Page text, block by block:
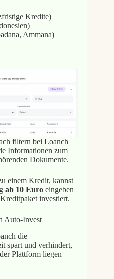
Kredite)
Ammana)
filtern bei Loanch
Informationen zum
Dokumente.
einem Kredit, kannst
ab 10 Euroeingeben
investiert.
Auto-Invest
die
spart und verhindert,
Plattform liegen